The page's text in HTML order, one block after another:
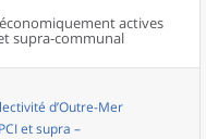
actives
supra-communal
d’Outre-Mer
et supra –